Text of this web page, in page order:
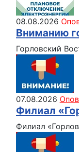
08.08.2026
Вниманию
Горловский
07.08.2026
Филиал
Филиал